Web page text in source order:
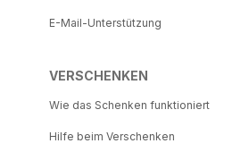
E-Mail-Unterstützung
VERSCHENKEN
Wie das Schenken funktioniert
Hilfe beim Verschenken